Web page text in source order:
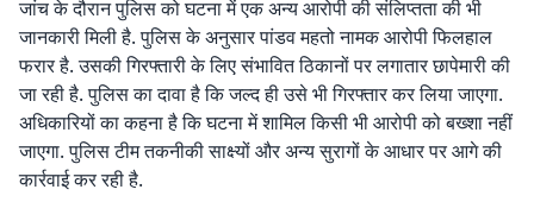
जांच के दौरान पुलिस को घटना में एक अन्य आरोपी की संलिप्तता की भी
जानकारी मिली है. पुलिस के अनुसार पांडव महतो नामक आरोपी फिलहाल
फरार है. उसकी गिरफ्तारी के लिए संभावित ठिकानों पर लगातार छापेमारी की
जा रही है. पुलिस का दावा है कि जल्द ही उसे भी गिरफ्तार कर लिया जाएगा.
अधिकारियों का कहना है कि घटना में शामिल किसी भी आरोपी को बख्शा नहीं
जाएगा. पुलिस टीम तकनीकी साक्ष्यों और अन्य सुरागों के आधार पर आगे की
कार्रवाई कर रही है.